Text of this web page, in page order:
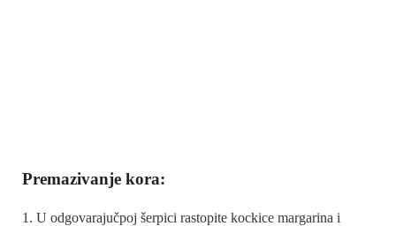
Premazivanje kora:
U odgovarajučpoj šerpici rastopite kockice margarina i